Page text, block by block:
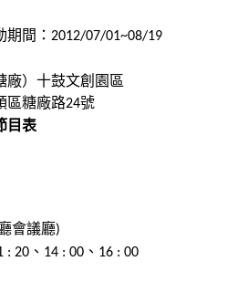
間： 2012/07/01~08/19
廠）十鼓文創園區
廠路24號
目表
會議廳)
: 20 、 14 : 00 、 16 : 00